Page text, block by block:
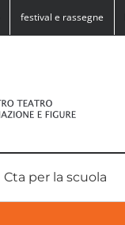
festival e rassegne
Cta per la scuola